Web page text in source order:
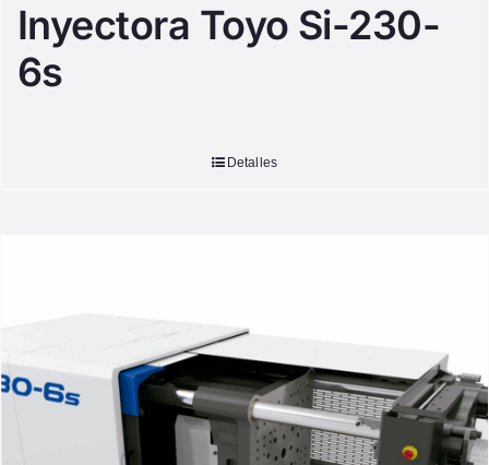
Inyectora Toyo Si-230-
6s
Detalles